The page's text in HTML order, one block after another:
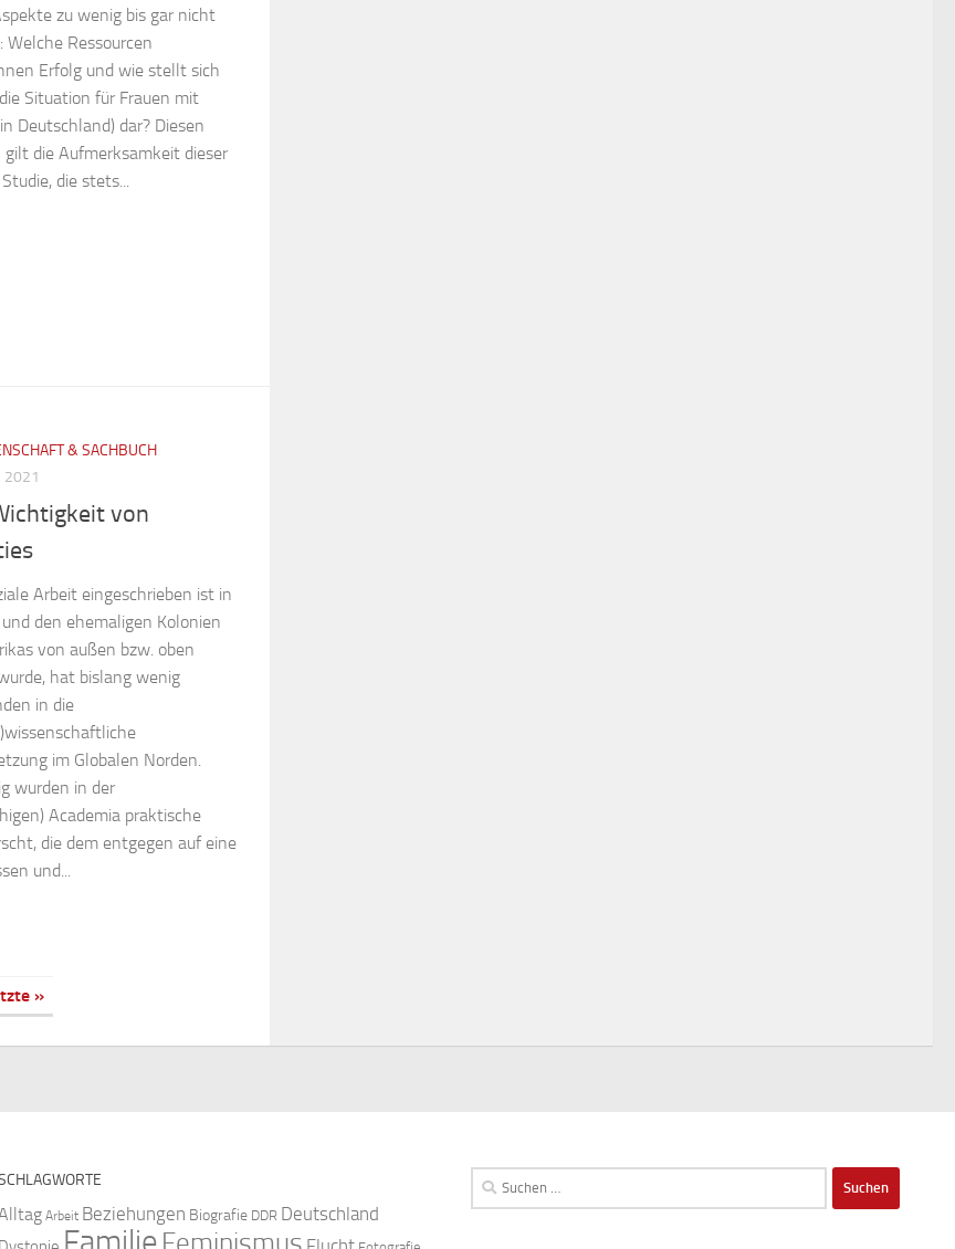
zu wenig bis gar nicht
Welche Ressourcen
Erfolg und wie stellt sich
Situation für Frauen mit
Deutschland) dar? Diesen
gilt die Aufmerksamkeit dieser
die stets...
& SACHBUCH
2021
von
Arbeit eingeschrieben ist in
den ehemaligen Kolonien
von außen bzw. oben
hat bislang wenig
in die
im Globalen Norden.
wurden in der
Academia praktische
die dem entgegen auf eine
und...
»
Alltag Arbeit Beziehungen Biografie DDR Deutschland
Suchen
nach: